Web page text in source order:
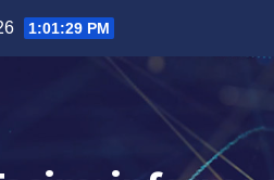
1:01:30 PM